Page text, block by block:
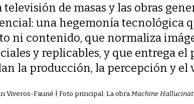
televisión de masas y las obras
una hegemonía tecnológica
ni contenido, que normaliza
y replicables, y que entrega el
la producción, la percepción y el
Viveros-Fauné | Foto principal: La obraMachine